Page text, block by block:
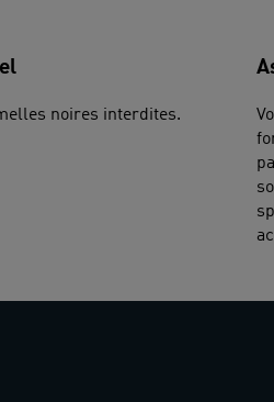
noires interdites.